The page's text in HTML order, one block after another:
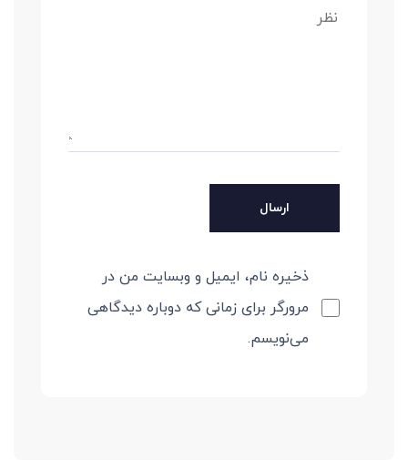
ذخیره نام، ایمیل و وبسایت من در
مرورگر برای زمانی که دوباره دیدگاهی
می‌نویسم.